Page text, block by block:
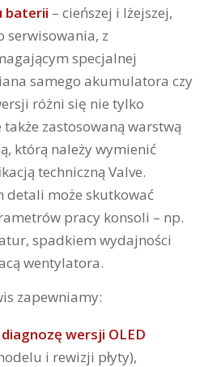
baterii – cieńszej i lżejszej,
serwisowania, z
specjalnej
samego akumulatora czy
różni się nie tylko
także zastosowaną warstwą
którą należy wymienić
techniczną Valve.
detali może skutkować
pracy konsoli – np.
spadkiem wydajności
wentylatora.
zapewniamy:
wersji OLED
i rewizji płyty),